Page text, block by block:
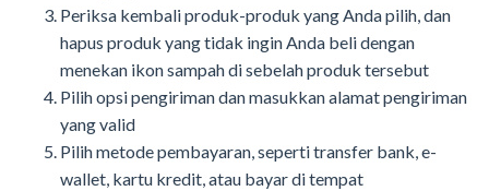
Periksa kembali produk-produk yang Anda pilih, dan
hapus produk yang tidak ingin Anda beli dengan
menekan ikon sampah di sebelah produk tersebut
Pilih opsi pengiriman dan masukkan alamat pengiriman
yang valid
Pilih metode pembayaran, seperti transfer bank, e-
wallet, kartu kredit, atau bayar di tempat